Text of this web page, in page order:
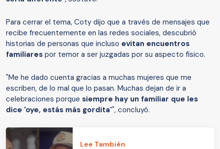
Para cerrar el tema, Coty dijo que a través de mensajes que
recibe frecuentemente en las redes sociales, descubrió
historias de personas que incluso evitan encuentros
familiares por temor a ser juzgadas por su aspecto físico.
"Me he dado cuenta gracias a muchas mujeres que me
escriben, de lo mal que lo pasan. Muchas dejan de ir a
celebraciones porque siempre hay un familiar que les
dice 'oye, estás más gordita'", concluyó.
Lee También